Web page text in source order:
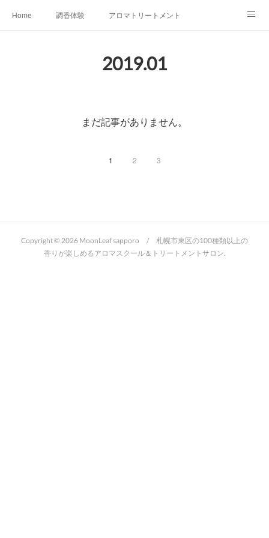
Home 調香体験 アロマトリートメントMenu
Profile FOR COMPANY
2019.01
まだ記事がありません。
1 2 3
Copyright © 2026 MoonLeaf sapporo / 札幌市東区の100種類以上の
香りが楽しめるアロマスクール＆トリートメントサロン.